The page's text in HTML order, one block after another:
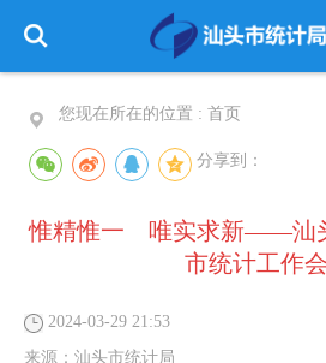
您现在所在的位置 : 首页
分享到：
惟精惟一 唯实求新——汕
市统计工作
2024-03-29 21:53
来源： 汕头市统计局